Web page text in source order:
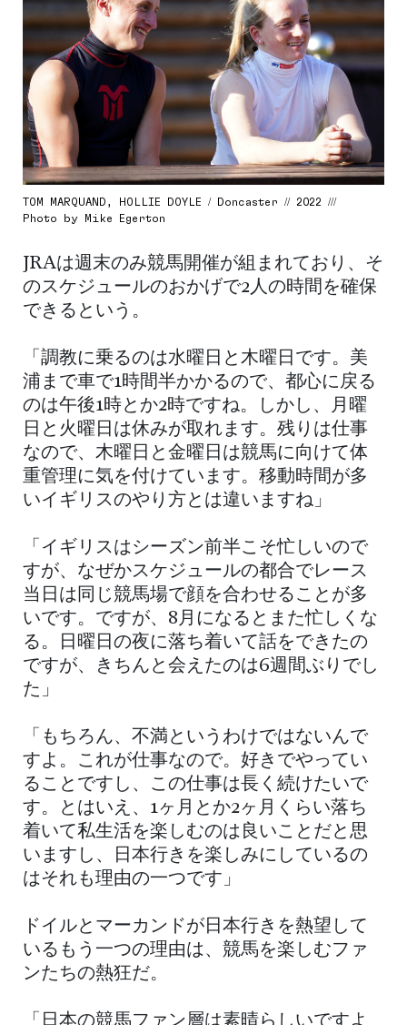
TOM MARQUAND, HOLLIE DOYLE / Doncaster // 2022 ///
Photo by Mike Egerton
JRAは週末のみ競馬開催が組まれており、そ
のスケジュールのおかげで2人の時間を確保
できるという。
「調教に乗るのは水曜日と木曜日です。美
浦まで車で1時間半かかるので、都心に戻る
のは午後1時とか2時ですね。しかし、月曜
日と火曜日は休みが取れます。残りは仕事
なので、木曜日と金曜日は競馬に向けて体
重管理に気を付けています。移動時間が多
いイギリスのやり方とは違いますね」
「イギリスはシーズン前半こそ忙しいので
すが、なぜかスケジュールの都合でレース
当日は同じ競馬場で顔を合わせることが多
いです。ですが、8月になるとまた忙しくな
る。日曜日の夜に落ち着いて話をできたの
ですが、きちんと会えたのは6週間ぶりでし
た」
「もちろん、不満というわけではないんで
すよ。これが仕事なので。好きでやってい
ることですし、この仕事は長く続けたいで
す。とはいえ、1ヶ月とか2ヶ月くらい落ち
着いて私生活を楽しむのは良いことだと思
いますし、日本行きを楽しみにしているの
はそれも理由の一つです」
ドイルとマーカンドが日本行きを熱望して
いるもう一つの理由は、競馬を楽しむファ
ンたちの熱狂だ。
「日本の競馬ファン層は素晴らしいですよ